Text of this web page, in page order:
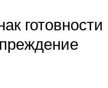
готовности